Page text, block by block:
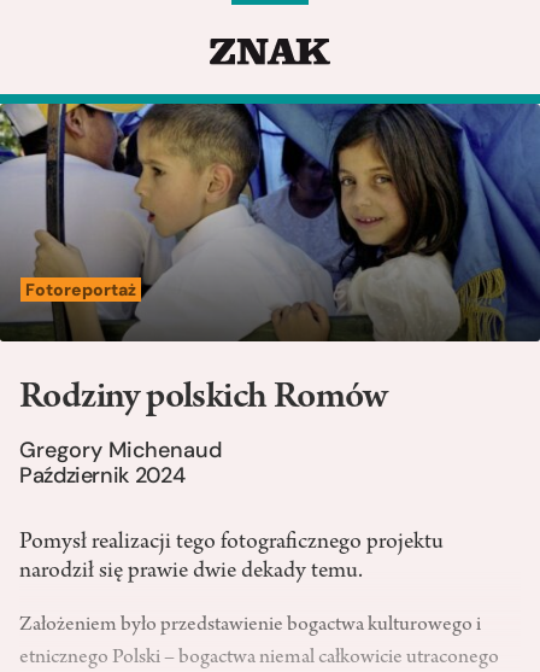
Fotoreportaż
Rodziny polskich Romów
Gregory Michenaud
Październik 2024
Pomysł realizacji tego fotograficznego projektu
narodził się prawie dwie dekady temu.
Założeniem było przedstawienie bogactwa kulturowego i
etnicznego Polski – bogactwa niemal całkowicie utraconego